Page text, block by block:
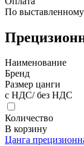
По выставленному
Наименование
Бренд
Размер цанги
с НДС/ без НДС
Количество
В корзину
Цанга